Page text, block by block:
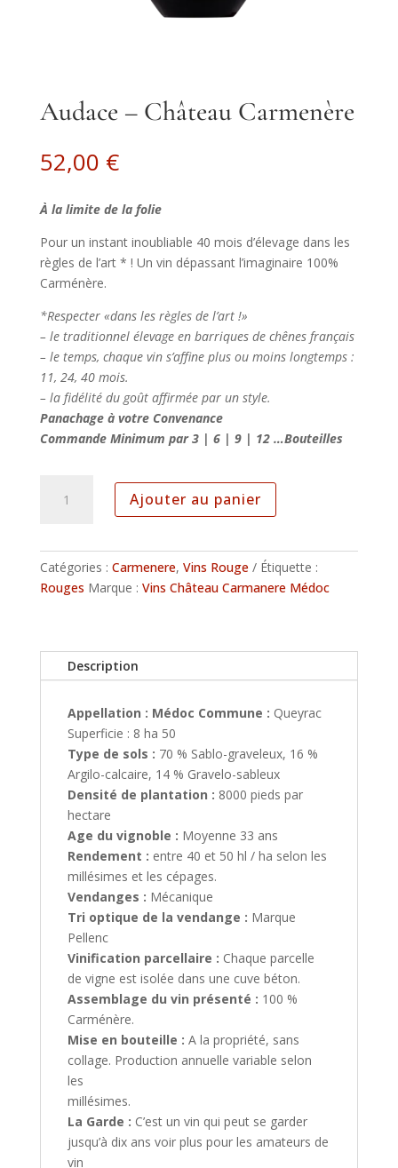
Audace – Château Carmenère
52,00 €
À la limite de la folie
Pour un instant inoubliable 40 mois d’élevage dans les
règles de l’art * ! Un vin dépassant l’imaginaire 100%
Carménère.
*Respecter «dans les règles de l’art !»
– le traditionnel élevage en barriques de chênes français
– le temps, chaque vin s’affine plus ou moins longtemps :
11, 24, 40 mois.
– la fidélité du goût affirmée par un style.
Panachage à votre Convenance
Commande Minimum par 3 | 6 | 9 | 12 …Bouteilles
Château
Carmenère
Ajouter au panier
Catégories : Carmenere, Vins Rouge
Étiquette :
Rouges Marque : Vins Château Carmanere Médoc
Description
Appellation : Médoc Commune : Queyrac
Superficie : 8 ha 50
Type de sols : 70 % Sablo-graveleux, 16 %
Argilo-calcaire, 14 % Gravelo-sableux
Densité de plantation : 8000 pieds par
hectare
Age du vignoble : Moyenne 33 ans
Rendement : entre 40 et 50 hl / ha selon les
millésimes et les cépages.
Vendanges : Mécanique
Tri optique de la vendange : Marque
Pellenc
Vinification parcellaire : Chaque parcelle
de vigne est isolée dans une cuve béton.
Assemblage du vin présenté : 100 %
Carménère.
Mise en bouteille : A la propriété, sans
collage. Production annuelle variable selon
les
millésimes.
La Garde : C’est un vin qui peut se garder
jusqu’à dix ans voir plus pour les amateurs de
vin